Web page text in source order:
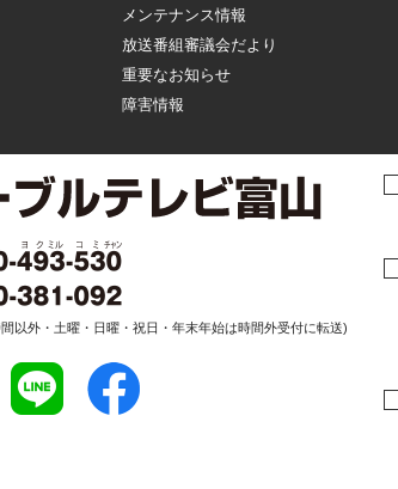
メンテナンス情報
放送番組審議会だより
重要なお知らせ
障害情報
以外・土曜・日曜・祝日・年末年始は時間外受付に転送)